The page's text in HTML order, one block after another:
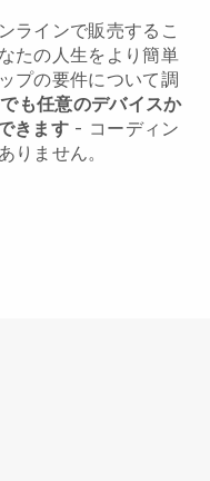
ラインで販売するこ
たの人生をより簡単
プの要件について調
も任意のデバイスか
きます - コーディン
りません。